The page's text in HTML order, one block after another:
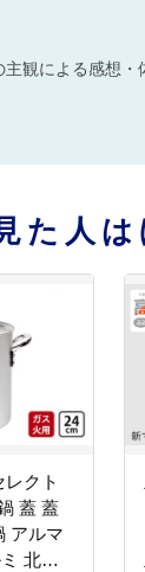
観による感想・
た人
クト
蓋 蓋
アルマ
北陸